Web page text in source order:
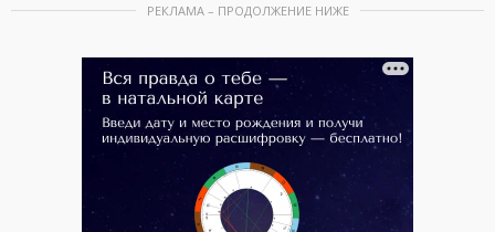
РЕКЛАМА – ПРОДОЛЖЕНИЕ НИЖЕ